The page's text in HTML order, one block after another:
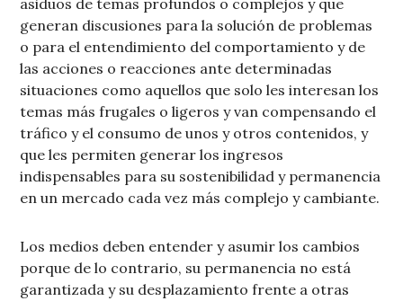
asiduos de temas profundos o complejos y que
generan discusiones para la solución de problemas
o para el entendimiento del comportamiento y de
las acciones o reacciones ante determinadas
situaciones como aquellos que solo les interesan los
temas más frugales o ligeros y van compensando el
tráfico y el consumo de unos y otros contenidos, y
que les permiten generar los ingresos
indispensables para su sostenibilidad y permanencia
en un mercado cada vez más complejo y cambiante.
Los medios deben entender y asumir los cambios
porque de lo contrario, su permanencia no está
garantizada y su desplazamiento frente a otras